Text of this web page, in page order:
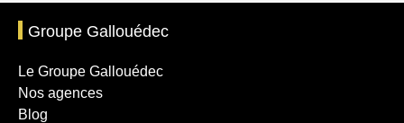
Groupe Gallouédec
Le Groupe Gallouédec
Nos agences
Blog